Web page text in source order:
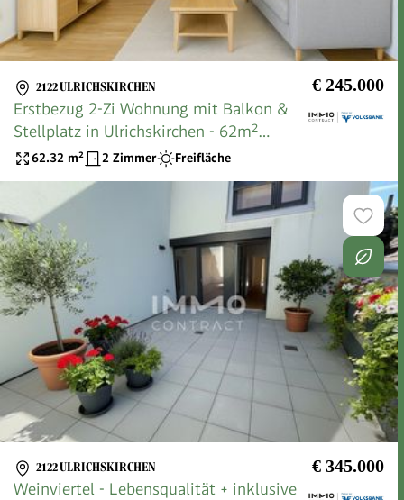
2122 ULRICHSKIRCHEN € 245.000
Erstbezug 2-Zi Wohnung mit Balkon &
Stellplatz in Ulrichskirchen - 62m²
Wohnkomfort!
62.32 m² 2 Zimmer Freifläche
2122 ULRICHSKIRCHEN € 345.000
Weinviertel - Lebensqualität + inklusive